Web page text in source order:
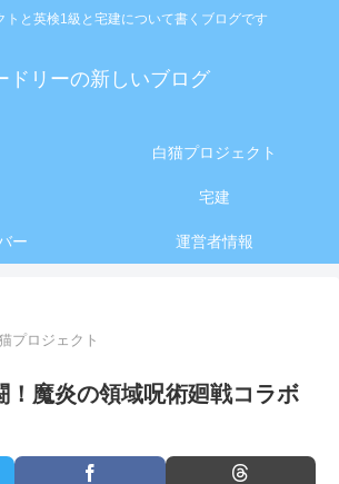
トと英検1級と宅建について書くブログです
ドリーの新しいブログ
白猫プロジェクト
宅建
ー 運営者情報
プロジェクト
！魔炎の領域呪術廻戦コラボ